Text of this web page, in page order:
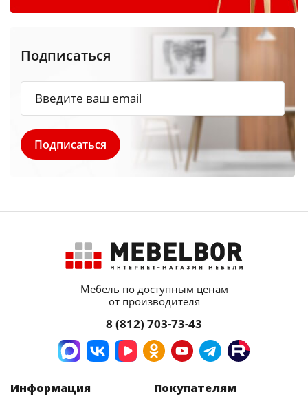
Подписаться
Мебель по доступным ценам
от производителя
8 (812) 703-73-43
Информация
Покупателям